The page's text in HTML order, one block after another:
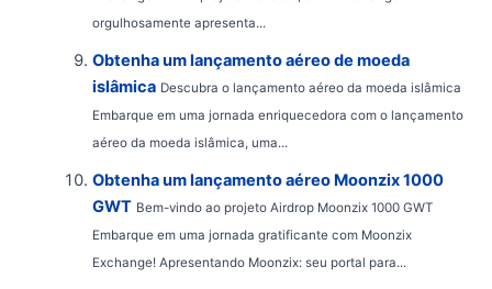
orgulhosamente apresenta...
Obtenha um lançamento aéreo de moeda
islâmica Descubra o lançamento aéreo da moeda islâmica
Embarque em uma jornada enriquecedora com o lançamento
aéreo da moeda islâmica, uma...
Obtenha um lançamento aéreo Moonzix 1000
GWT Bem-vindo ao projeto Airdrop Moonzix 1000 GWT
Embarque em uma jornada gratificante com Moonzix
Exchange! Apresentando Moonzix: seu portal para...